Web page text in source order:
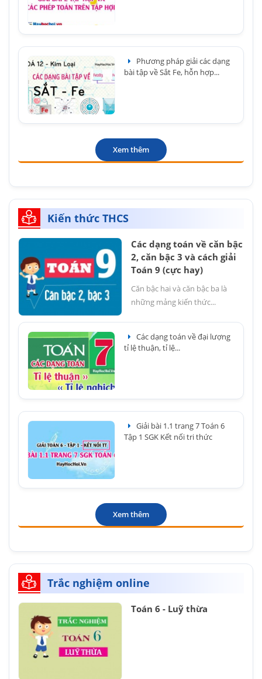
Phương pháp giải các dạng
bài tập về Sắt Fe, hỗn hợp...
Xem thêm
Kiến thức THCS
Các dạng toán về căn bậc
2, căn bậc 3 và cách giải
Toán 9 (cực hay)
Căn bậc hai và căn bậc ba là
những mảng kiến thức...
Các dạng toán về đại lượng
tỉ lệ thuận, tỉ lệ...
Giải bài 1.1 trang 7 Toán 6
Tập 1 SGK Kết nối tri thức
Xem thêm
Trắc nghiệm online
Toán 6 - Luỹ thừa